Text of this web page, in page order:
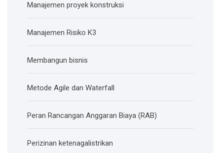
Manajemen proyek konstruksi
Manajemen Risiko K3
Membangun bisnis
Metode Agile dan Waterfall
Peran Rancangan Anggaran Biaya (RAB)
Perizinan ketenagalistrikan